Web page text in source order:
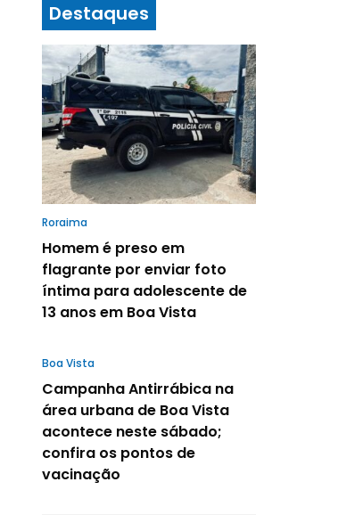
Destaques
Roraima
Homem é preso em
flagrante por enviar foto
íntima para adolescente de
13 anos em Boa Vista
Boa Vista
Campanha Antirrábica na
área urbana de Boa Vista
acontece neste sábado;
confira os pontos de
vacinação